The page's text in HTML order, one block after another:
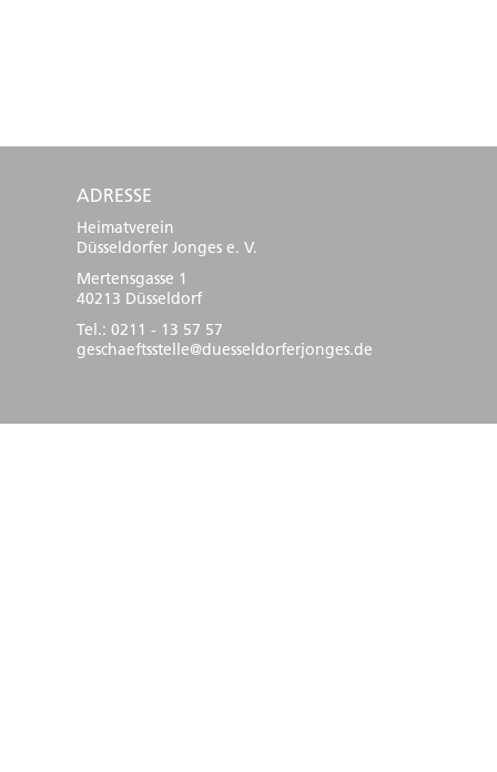
ADRESSE
Heimatverein
Düsseldorfer Jonges e. V.
Mertensgasse 1
40213 Düsseldorf
Tel.: 0211 - 13 57 57
geschaeftsstelle@duesseldorferjonges.de